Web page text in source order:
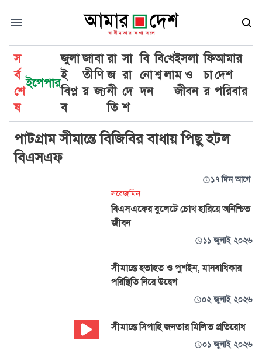
স
র্ব
শে
ষ
ইপেপার
জুলা
ই
বিপ্ল
ব
জা
তী
য়
বা
ণি
জ্য
রা
জ
নী
তি
সা
রা
দে
শ
বি
নো
দন
বি
শ্ব
খে
লা
ইসলা
ম ও
জীবন
ফি
চা
র
আমার
দেশ
পরিবার
বিএসএফ
পাটগ্রাম সীমান্তে বিজিবির বাধায় পিছু হটল
বিএসএফ
১৭ দিন আগে
সরেজমিন
বিএসএফের বুলেটে চোখ হারিয়ে অনিশ্চিত
জীবন
১১ জুলাই ২০২৬
সীমান্তে হতাহত ও পুশইন, মানবাধিকার
পরিস্থিতি নিয়ে উদ্বেগ
০২ জুলাই ২০২৬
সীমান্তে সিপাহি জনতার মিলিত প্রতিরোধ
০১ জুলাই ২০২৬